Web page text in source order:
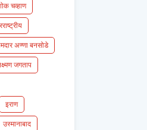
चव्हाण
अण्णा बनसोडे
जगताप
इराण
उस्मानाबाद